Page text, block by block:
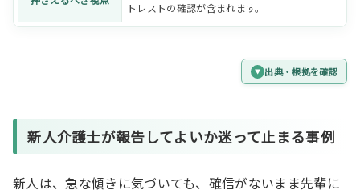
トレストの確認が含まれます。
出典・根拠を確認
新人介護士が報告してよいか迷って止まる事例
新人は、急な傾きに気づいても、確信がないまま先輩に